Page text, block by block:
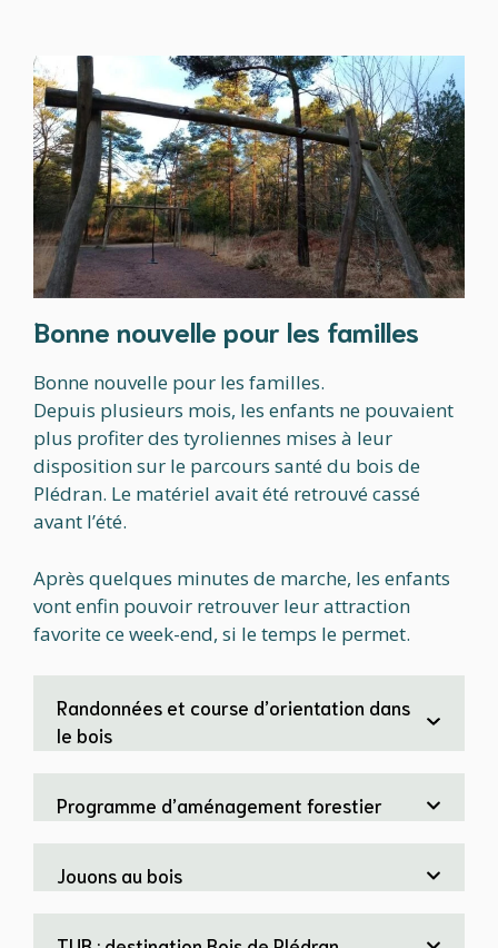
Bonne nouvelle pour les familles
Bonne nouvelle pour les familles.
Depuis plusieurs mois, les enfants ne pouvaient
plus profiter des tyroliennes mises à leur
disposition sur le parcours santé du bois de
Plédran. Le matériel avait été retrouvé cassé
avant l’été.
Après quelques minutes de marche, les enfants
vont enfin pouvoir retrouver leur attraction
favorite ce week-end, si le temps le permet.
Randonnées et course d’orientation dans
le bois
Programme d’aménagement forestier
Jouons au bois